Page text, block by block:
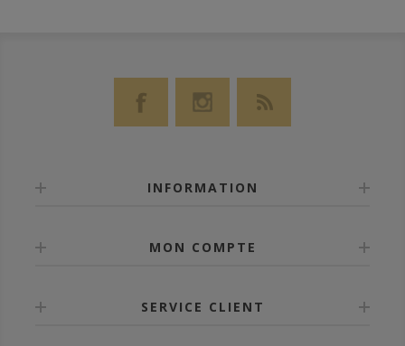
INFORMATION
MON COMPTE
SERVICE CLIENT